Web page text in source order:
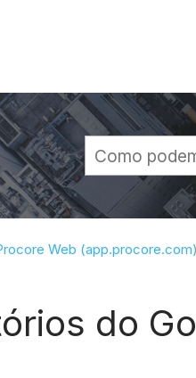
global
Web (app.procore.com)
do